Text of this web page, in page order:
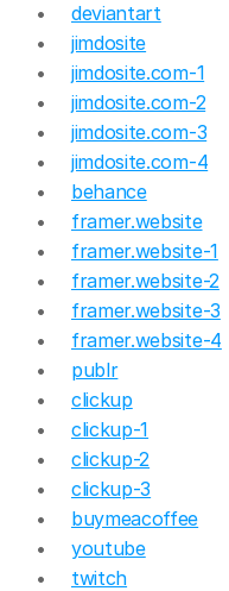
deviantart
jimdosite
jimdosite.com-1
jimdosite.com-2
jimdosite.com-3
jimdosite.com-4
behance
framer.website
framer.website-1
framer.website-2
framer.website-3
framer.website-4
publr
clickup
clickup-1
clickup-2
clickup-3
buymeacoffee
youtube
twitch